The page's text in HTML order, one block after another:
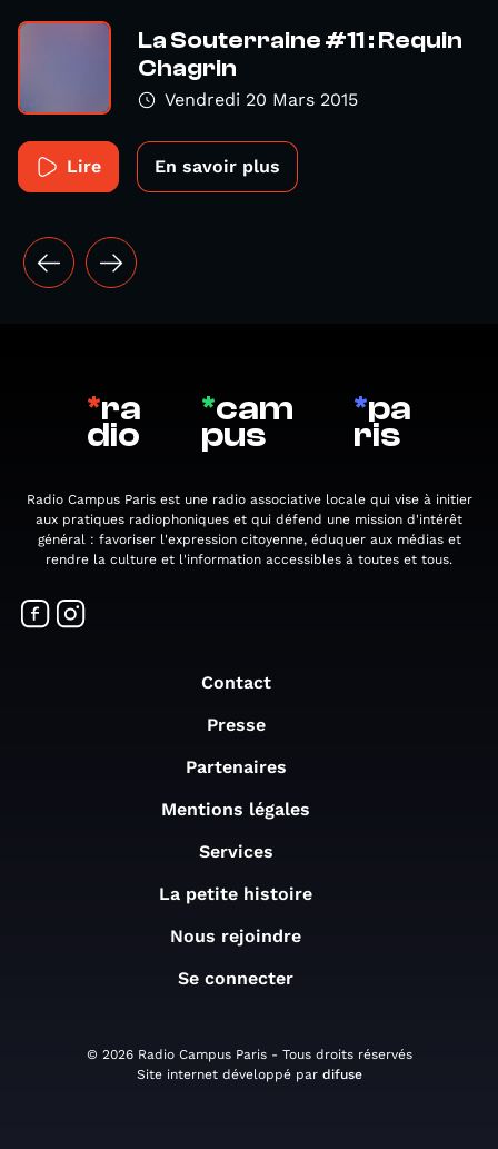
La Souterraine #11 : Requin
Chagrin
Vendredi 20 Mars 2015
Lire En savoir plus
*ra
dio
*cam
pus
*pa
ris
Radio Campus Paris est une radio associative locale qui vise à initier
aux pratiques radiophoniques et qui défend une mission d'intérêt
général : favoriser l'expression citoyenne, éduquer aux médias et
rendre la culture et l'information accessibles à toutes et tous.
Contact
Presse
Partenaires
Mentions légales
Services
La petite histoire
Nous rejoindre
Se connecter
© 2026 Radio Campus Paris - Tous droits réservés
Site internet développé par difuse